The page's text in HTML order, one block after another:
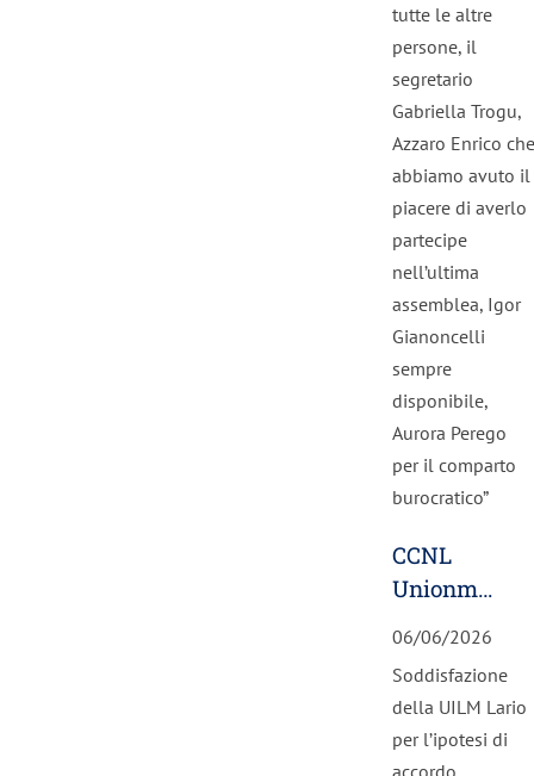
tutte le altre
persone, il
segretario
Gabriella Trogu,
Azzaro Enrico che
abbiamo avuto il
piacere di averlo
partecipe
nell’ultima
assemblea, Igor
Gianoncelli
sempre
disponibile,
Aurora Perego
per il comparto
burocratico”
CCNL
rafforzati
salari e
welfare
06/06/2026
Soddisfazione
della UILM Lario
per l’ipotesi di